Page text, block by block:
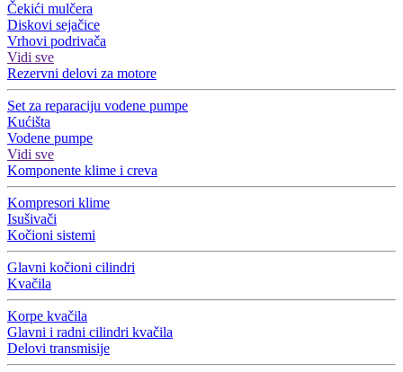
Čekići mulčera
Diskovi sejačice
Vrhovi podrivača
Vidi sve
Rezervni delovi za motore
Set za reparaciju vodene pumpe
Kućišta
Vodene pumpe
Vidi sve
Komponente klime i creva
Kompresori klime
Isušivači
Kočioni sistemi
Glavni kočioni cilindri
Kvačila
Korpe kvačila
Glavni i radni cilindri kvačila
Delovi transmisije